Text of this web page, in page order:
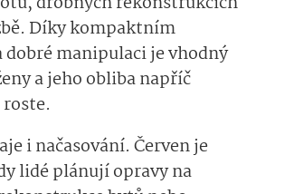
Díky kompaktním
dobré manipulaci je vhodný
a jeho obliba napříč
i načasování. Červen je
lidé plánují opravy na